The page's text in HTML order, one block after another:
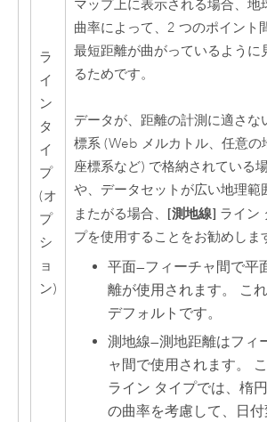
ラ
イ
ン
タ
イ
プ
(オ
プ
シ
ョ
ン)
マップ上に表示される場合、地
曲率によって、2 つのポイント
最短距離が曲がっているように
るためです。
データが、距離の計測に適さな
標系 (Web メルカトル、任意の
座標系など) で格納されている
や、データセットが広い地理範
またがる場合、 [測地線] ライン
プを使用することをお勧めしま
平面—フィーチャ間で平
離が使用されます。 こ
デフォルトです。
測地線—測地距離はフィ
ャ間で使用されます。
ライン タイプでは、楕
の曲率を考慮して、日